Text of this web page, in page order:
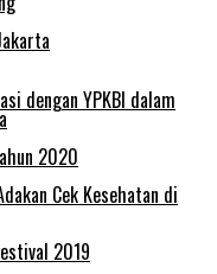
dengan YPKBI dalam
2020
Cek Kesehatan di
2019